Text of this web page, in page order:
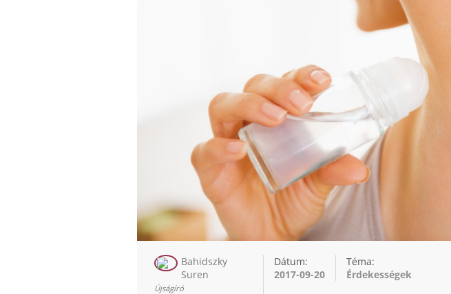
Bahidszky
Suren
Újságíró
Dátum:
2017-09-20
Téma:
Érdekességek